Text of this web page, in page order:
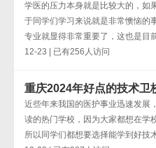
学医的压力本身就是比较大的，如
于同学们学习来说就是非常懊恼的
专业就显得非常重要了，这也是目
12-23 | 已有256人访问
重庆2024年好点的技术卫
近些年来我国的医护事业迅速发展
读的热门学校，因为大家都想在学
所以同学们都想要选择能学到好技